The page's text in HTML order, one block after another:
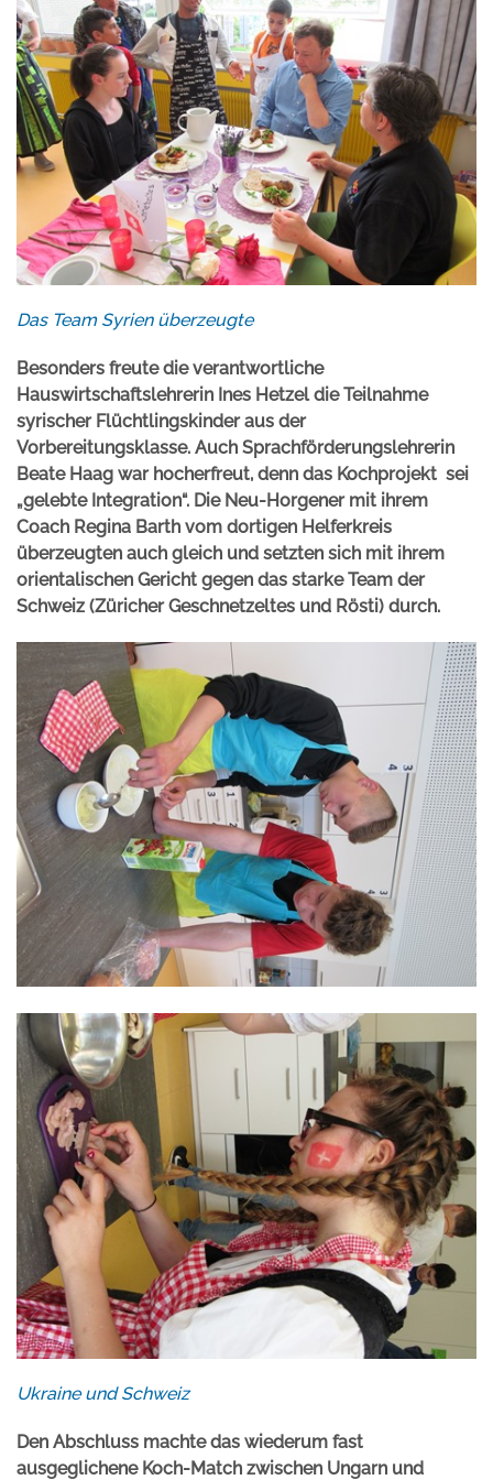
Das Team Syrien überzeugte
Besonders freute die verantwortliche
Hauswirtschaftslehrerin Ines Hetzel die Teilnahme
syrischer Flüchtlingskinder aus der
Vorbereitungsklasse. Auch Sprachförderungslehrerin
Beate Haag war hocherfreut, denn das Kochprojekt sei
„gelebte Integration“. Die Neu-Horgener mit ihrem
Coach Regina Barth vom dortigen Helferkreis
überzeugten auch gleich und setzten sich mit ihrem
orientalischen Gericht gegen das starke Team der
Schweiz (Züricher Geschnetzeltes und Rösti) durch.
Ukraine und Schweiz
Den Abschluss machte das wiederum fast
ausgeglichene Koch-Match zwischen Ungarn und